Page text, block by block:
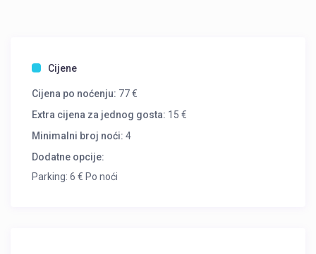
Cijene
Cijena po noćenju: 77 €
Extra cijena za jednog gosta: 15 €
Minimalni broj noći: 4
Dodatne opcije:
Parking: 6 € Po noći